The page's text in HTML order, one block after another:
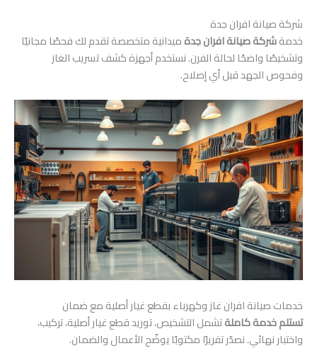
شركة صيانة افران جدة
خدمةشركة صيانة افران جدةميدانية متخصصة تقدم لك فحصًا مجانيًا
وتشخيصًا واضحًا لحالة الفرن. نستخدم أجهزة كشف تسريب الغاز
وفحوص الجهد قبل أي إصلاح.
خدمات صيانة افران غاز وكهرباء بقطع غيار أصلية مع ضمان
تستلم خدمة كاملةتشمل التشخيص، توريد قطع غيار أصلية، تركيب،
واختبار نهائي. نصدّر تقريرًا مكتوبًا يوضّح الأعمال والضمان.